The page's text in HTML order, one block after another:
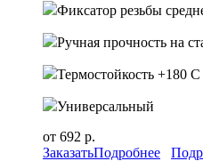
Фиксатор резьбы
Ручная прочность на
Термостойкость +180 С
Универсальный
от 692 р.
ЗаказатьПодробнее